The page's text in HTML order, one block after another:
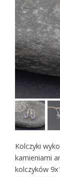
Kolczyki
kamieniami
kolczyków